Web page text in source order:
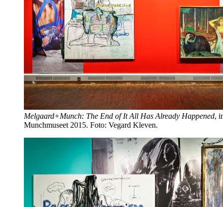
Melgaard+Munch: The End of It All Has Already Happened,
Munchmuseet 2015. Foto: Vegard Kleven.